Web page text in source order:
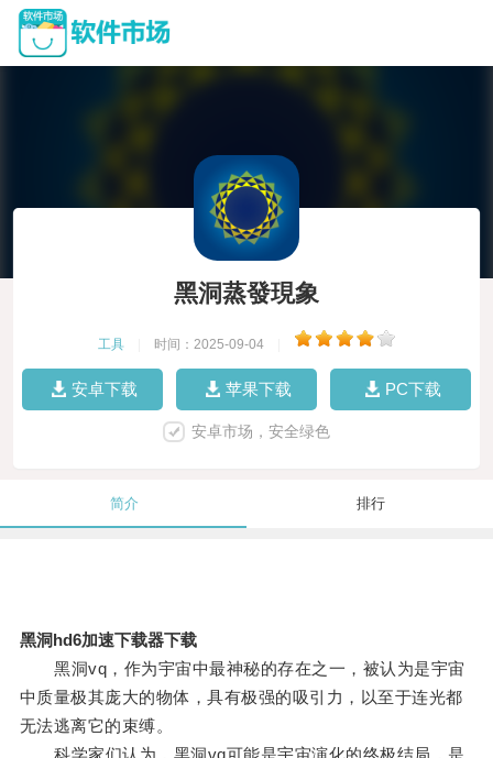
黑洞蒸發現象
工具 时间：2025-09-04
安卓下载 苹果下载 PC下载
安卓市场，安全绿色
简介 排行
黑洞hd6加速下载器下载
黑洞vq，作为宇宙中最神秘的存在之一，被认为是宇宙
中质量极其庞大的物体，具有极强的吸引力，以至于连光都
无法逃离它的束缚。